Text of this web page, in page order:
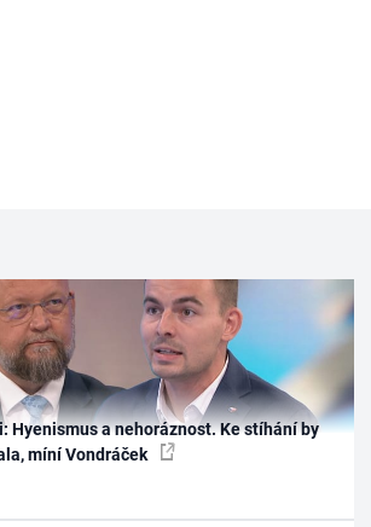
Hyenismus a nehoráznost. Ke stíhání by
míní Vondráček